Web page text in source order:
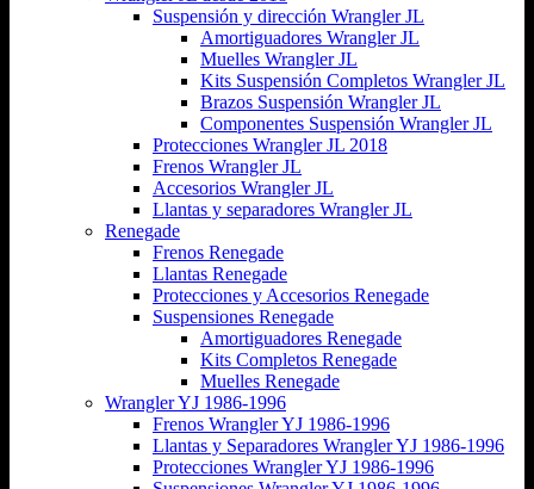
Suspensión y dirección Wrangler JL
Amortiguadores Wrangler JL
Muelles Wrangler JL
Kits Suspensión Completos Wrangler JL
Brazos Suspensión Wrangler JL
Componentes Suspensión Wrangler JL
Protecciones Wrangler JL 2018
Frenos Wrangler JL
Accesorios Wrangler JL
Llantas y separadores Wrangler JL
Renegade
Frenos Renegade
Llantas Renegade
Protecciones y Accesorios Renegade
Suspensiones Renegade
Amortiguadores Renegade
Kits Completos Renegade
Muelles Renegade
Wrangler YJ 1986-1996
Frenos Wrangler YJ 1986-1996
Llantas y Separadores Wrangler YJ 1986-1996
Protecciones Wrangler YJ 1986-1996